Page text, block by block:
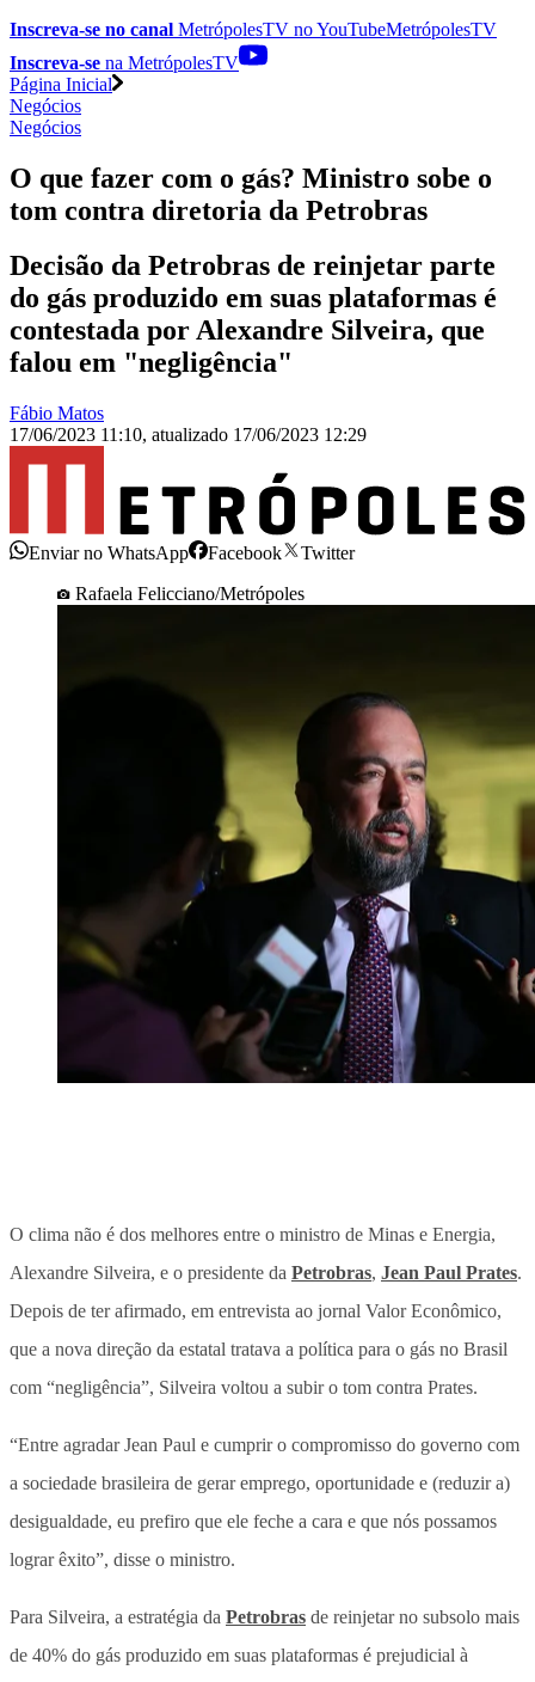
Inscreva-se no canal MetrópolesTV noYouTubeMetrópolesTV
Inscreva-se na MetrópolesTV
Página Inicial
Negócios
Negócios
O que fazer com o gás? Ministro sobe o
tom contra diretoria da Petrobras
Decisão da Petrobras de reinjetar parte
do gás produzido em suas plataformas é
contestada por Alexandre Silveira, que
falou em "negligência"
Fábio Matos
17/06/2023 11:10, atualizado 17/06/2023 12:29
Enviar no WhatsApp Facebook
Twitter
Rafaela Felicciano/Metrópoles
O clima não é dos melhores entre o ministro de Minas e Energia,
Alexandre Silveira, e o presidente da Petrobras, Jean Paul Prates.
Depois de ter afirmado, em entrevista ao jornal Valor Econômico,
que a nova direção da estatal tratava a política para o gás no Brasil
com “negligência”, Silveira voltou a subir o tom contra Prates.
“Entre agradar Jean Paul e cumprir o compromisso do governo com
a sociedade brasileira de gerar emprego, oportunidade e (reduzir a)
desigualdade, eu prefiro que ele feche a cara e que nós possamos
lograr êxito”, disse o ministro.
Para Silveira, a estratégia da Petrobras de reinjetar no subsolo mais
de 40% do gás produzido em suas plataformas é prejudicial à